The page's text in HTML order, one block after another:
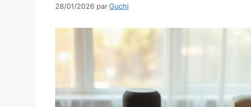
28/01/2026 par Guchi